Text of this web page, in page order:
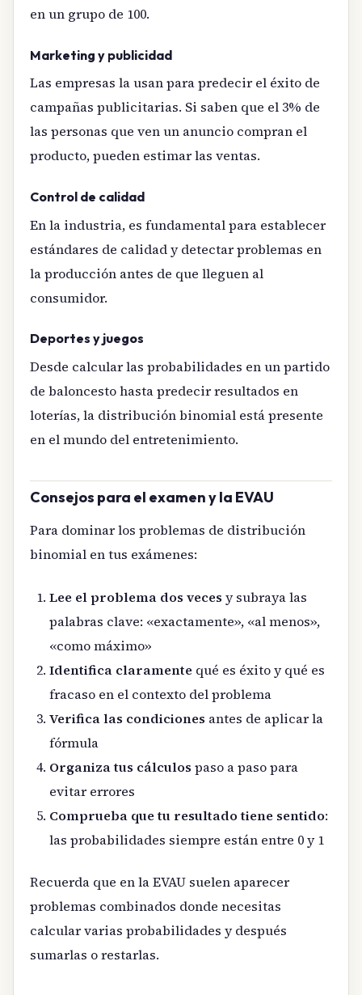
en un grupo de 100.
Marketing y publicidad
Las empresas la usan para predecir el éxito de
campañas publicitarias. Si saben que el 3% de
las personas que ven un anuncio compran el
producto, pueden estimar las ventas.
Control de calidad
En la industria, es fundamental para establecer
estándares de calidad y detectar problemas en
la producción antes de que lleguen al
consumidor.
Deportes y juegos
Desde calcular las probabilidades en un partido
de baloncesto hasta predecir resultados en
loterías, la distribución binomial está presente
en el mundo del entretenimiento.
Consejos para el examen y la EVAU
Para dominar los problemas de distribución
binomial en tus exámenes:
Lee el problema dos veces y subraya las
palabras clave: «exactamente», «al menos»,
«como máximo»
Identifica claramente qué es éxito y qué es
fracaso en el contexto del problema
Verifica las condiciones antes de aplicar la
fórmula
Organiza tus cálculos paso a paso para
evitar errores
Comprueba que tu resultado tiene sentido:
las probabilidades siempre están entre 0 y 1
Recuerda que en la EVAU suelen aparecer
problemas combinados donde necesitas
calcular varias probabilidades y después
sumarlas o restarlas.